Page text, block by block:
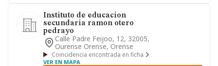
Instituto de educacion
secundaria ramon otero
pedrayo
Calle Padre Feijoo, 12, 32005,
Ourense Orense, Orense
Coincidencia encontrada en ficha
VER EN MAPA